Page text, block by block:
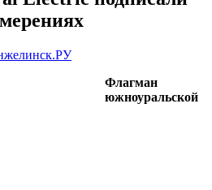
Флагман
южноуральской